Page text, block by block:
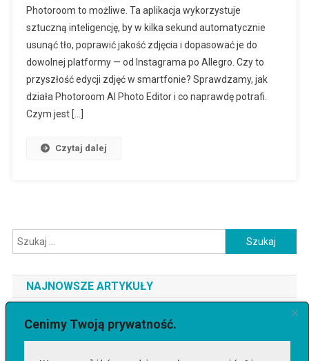
Cenimy Twoją prywatność.
Photoroom to możliwe. Ta aplikacja wykorzystuje
sztuczną inteligencję, by w kilka sekund automatycznie
usunąć tło, poprawić jakość zdjęcia i dopasować je do
dowolnej platformy — od Instagrama po Allegro. Czy to
przyszłość edycji zdjęć w smartfonie? Sprawdzamy, jak
działa Photoroom AI Photo Editor i co naprawdę potrafi.
Czym jest […]
Czytaj dalej
Szukaj:
NAJNOWSZE ARTYKUŁY
Jaki telefon do 3500 zł wybrać? Ranking najlepszych modeli
[2026]